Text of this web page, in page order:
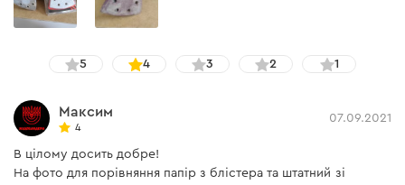
5 4 3 2 1
Максим
4
07.09.2021
В цілому досить добре!
На фото для порівняння папір з блістера та штатний зі